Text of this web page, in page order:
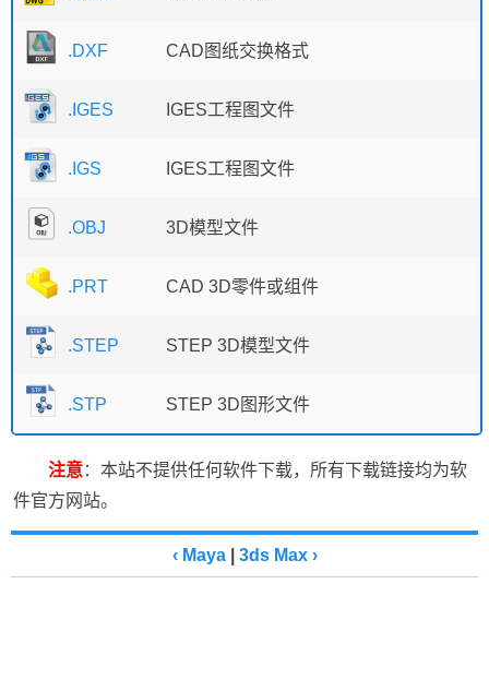
.DXF CAD图纸交换格式
.IGES IGES工程图文件
.IGS IGES工程图文件
.OBJ 3D模型文件
.PRT CAD 3D零件或组件
.STEP STEP 3D模型文件
.STP STEP 3D图形文件
注意：本站不提供任何软件下载，所有下载链接均为软
件官方网站。
‹ Maya| 3ds Max ›